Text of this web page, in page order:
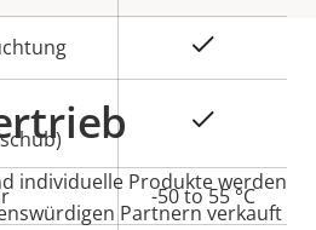
-50 to 55 °C
individuelle Produkte werden
Partnern verkauft